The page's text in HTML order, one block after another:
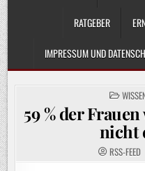
RATGEBER
IMPRESSUM UND
IN
59 % der
nicht
RSS-FEED